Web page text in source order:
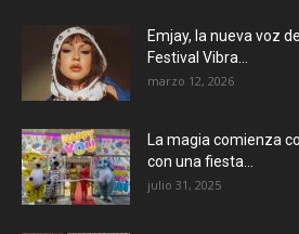
Emjay, la nueva voz
Festival Vibra...
marzo 12, 2026
La magia comienza
con una fiesta...
julio 31, 2025